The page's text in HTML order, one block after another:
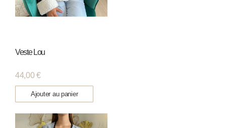
Veste Lou
44,00€
Ajouter au panier